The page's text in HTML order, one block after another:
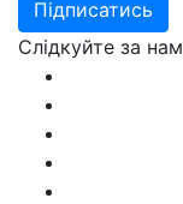
Підписатись
Слідкуйте за